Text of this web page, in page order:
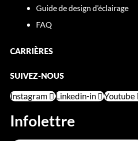
Guide de design d’éclairage
FAQ
CARRIÈRES
SUIVEZ-NOUS
Instagram Linkedin-in Youtube
Infolettre